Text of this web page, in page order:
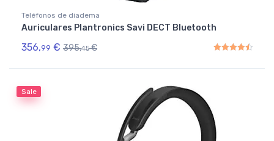
Teléfonos de diadema
Auriculares Plantronics Savi DECT Bluetooth
356,99 € 395,45 €
Sale